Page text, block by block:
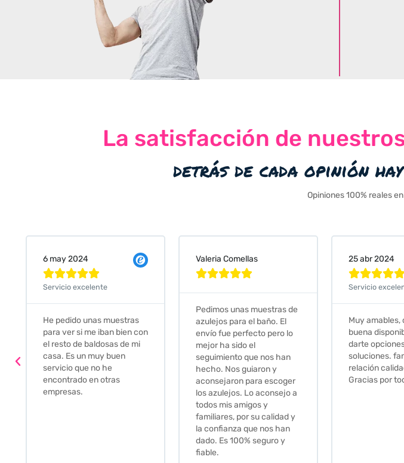
La satisfacción de
detrás de cada opinión
Opiniones 100% reales
Valeria Comellas

azulejos para el baño. El
envío fue perfecto pero lo
mejor ha sido el
seguimiento que nos han
hecho. Nos guiaron y
aconsejaron para escoger
los azulejos. Lo aconsejo a
25 abr 2024

Muy amables, con muy
buena disponibilidad para
darte opciones y
soluciones. fantástica
relación calidad-precio.
Gracias por todo
Cristina Martin

La Casa de los
tención
por parte de
sido
profesionales,
colaboradores